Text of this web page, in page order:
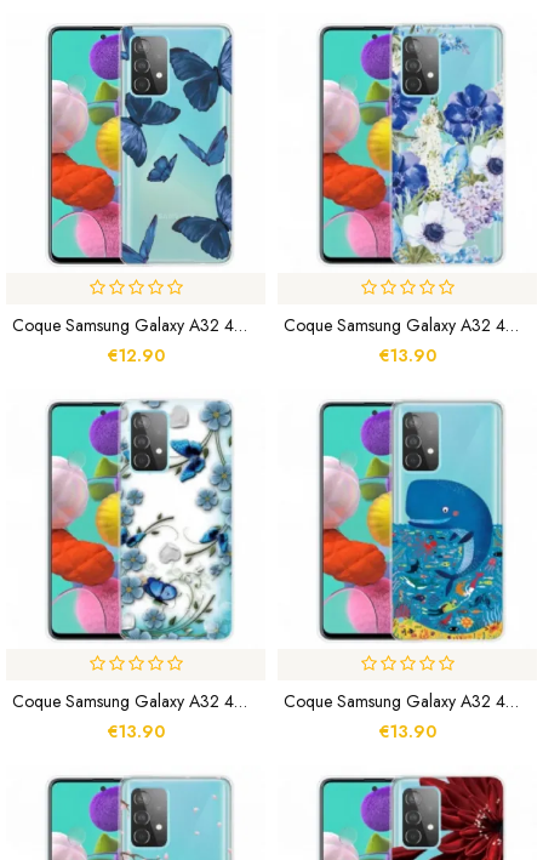
Coque Samsung Galaxy A32 4G Papillons Sauvages
€12.90
Coque Samsung Galaxy A32 4G Fleurs Bleues Aquarelle
€13.90
Coque Samsung Galaxy A32 4G Papillons Et Fleurs Rétros
€13.90
Coque Samsung Galaxy A32 4G Monde Marin
€13.90